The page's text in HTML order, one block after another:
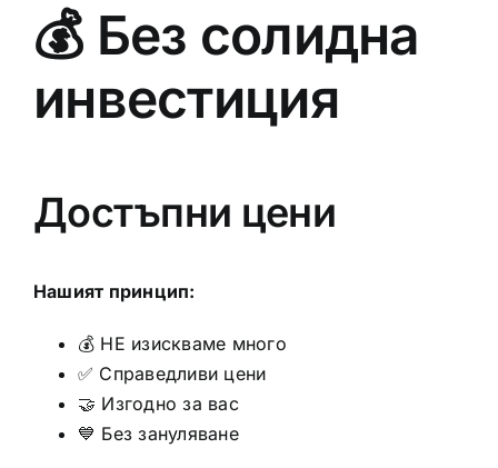
💰 Без солидна
инвестиция
Достъпни цени
Нашият принцип:
💰 НЕ изискваме много
✅ Справедливи цени
🤝 Изгодно за вас
💙 Без зануляване